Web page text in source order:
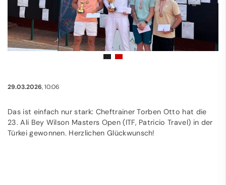
29.03.2026, 10:06
Das ist einfach nur stark: Cheftrainer Torben Otto hat die
23. Ali Bey Wilson Masters Open (ITF, Patricio Travel) in der
Türkei gewonnen. Herzlichen Glückwunsch!